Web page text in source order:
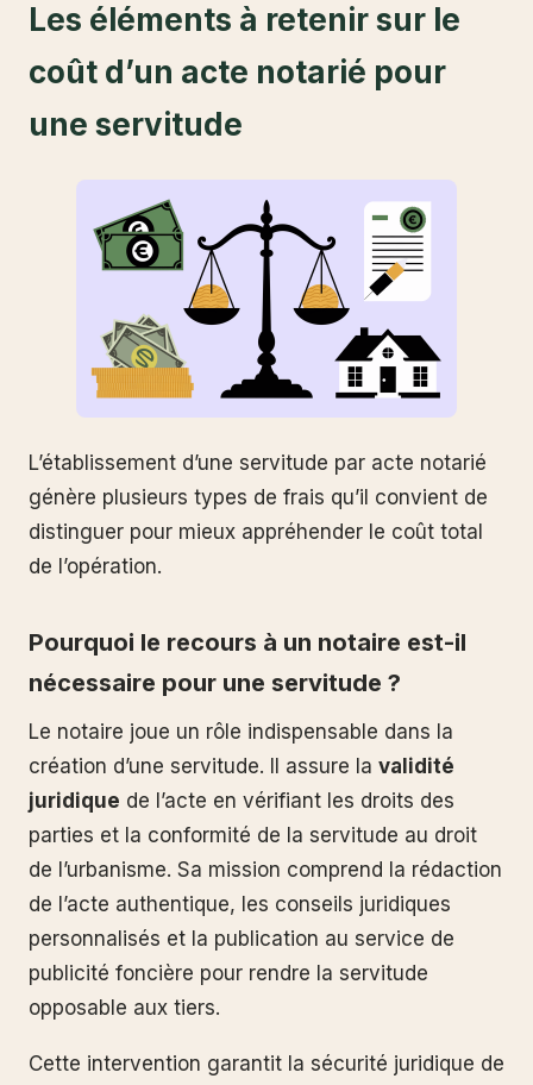
Les éléments à retenir sur le
coût d’un acte notarié pour
une servitude
L’établissement d’une servitude par acte notarié
génère plusieurs types de frais qu’il convient de
distinguer pour mieux appréhender le coût total
de l’opération.
Pourquoi le recours à un notaire est-il
nécessaire pour une servitude ?
Le notaire joue un rôle indispensable dans la
création d’une servitude. Il assure la validité
juridique de l’acte en vérifiant les droits des
parties et la conformité de la servitude au droit
de l’urbanisme. Sa mission comprend la rédaction
de l’acte authentique, les conseils juridiques
personnalisés et la publication au service de
publicité foncière pour rendre la servitude
opposable aux tiers.
Cette intervention garantit la sécurité juridique de